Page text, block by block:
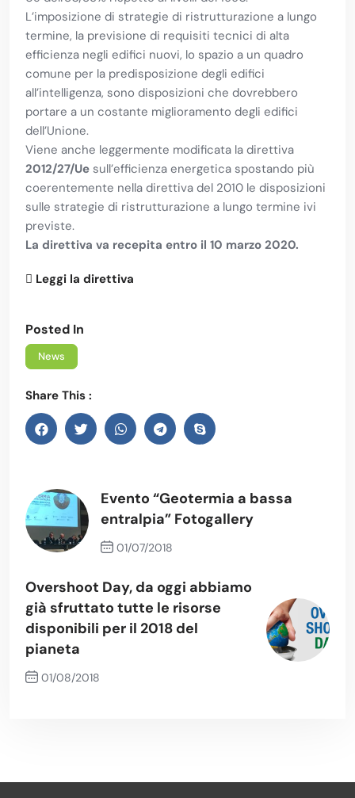
L’imposizione di strategie di ristrutturazione a lungo
termine, la previsione di requisiti tecnici di alta
efficienza negli edifici nuovi, lo spazio a un quadro
comune per la predisposizione degli edifici
all’intelligenza, sono disposizioni che dovrebbero
portare a un costante miglioramento degli edifici
dell’Unione.
Viene anche leggermente modificata la direttiva
2012/27/Ue sull’efficienza energetica spostando più
coerentemente nella direttiva del 2010 le disposizioni
sulle strategie di ristrutturazione a lungo termine ivi
previste.
La direttiva va recepita entro il 10 marzo 2020.
Leggi la direttiva
Posted In
News
Share This :
Evento “Geotermia a bassa
entralpia” Fotogallery
01/07/2018
Overshoot Day, da oggi abbiamo
già sfruttato tutte le risorse
disponibili per il 2018 del
pianeta
01/08/2018